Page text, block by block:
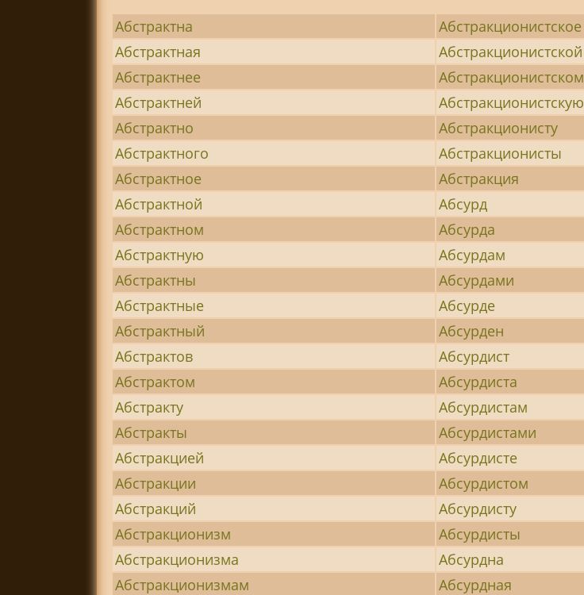
Абстрактна
Абстракционистское
Абстрактная
Абстракционистской
Абстрактнее
Абстракционистском
Абстрактней
Абстракционистскую
Абстрактно
Абстракционисту
Абстрактного
Абстракционисты
Абстрактное
Абстракция
Абстрактной
Абсурд
Абстрактном
Абсурда
Абстрактную
Абсурдам
Абстрактны
Абсурдами
Абстрактные
Абсурде
Абстрактный
Абсурден
Абстрактов
Абсурдист
Абстрактом
Абсурдиста
Абстракту
Абсурдистам
Абстракты
Абсурдистами
Абстракцией
Абсурдисте
Абстракции
Абсурдистом
Абстракций
Абсурдисту
Абстракционизм
Абсурдисты
Абстракционизма
Абсурдна
Абстракционизмам
Абсурдная